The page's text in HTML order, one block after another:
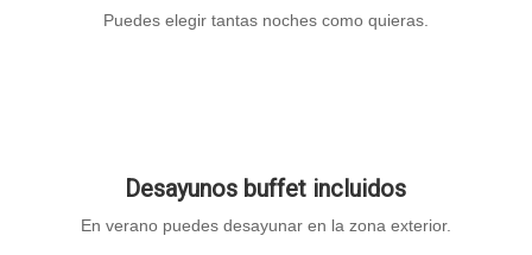
Puedes elegir tantas noches como quieras.
Desayunos buffet incluidos
En verano puedes desayunar en la zona exterior.